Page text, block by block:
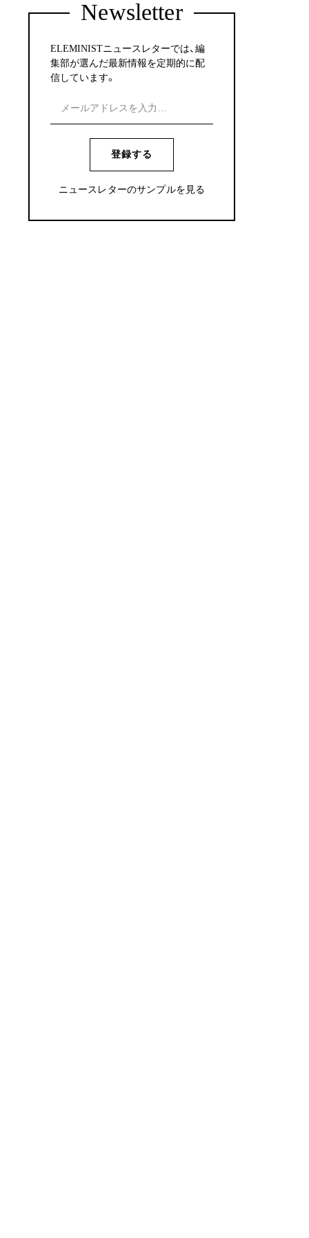
Newsletter
ELEMINISTニュースレターでは、編
集部が選んだ最新情報を定期的に配
信しています。
登録する
ニュースレターのサンプルを見る